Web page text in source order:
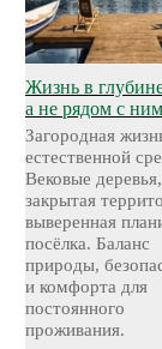
Жизнь в
а не рядом с ним
Загородная
естественной
Вековые деревья,
закрытая
выверенная
посёлка. Баланс
природы,
и комфорта для
постоянного
проживания.